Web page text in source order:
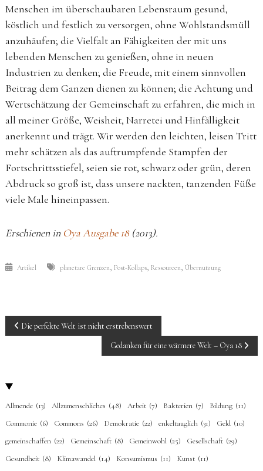
Menschen im überschaubaren Lebensraum gesund,
köstlich und festlich zu versorgen, ohne Wohlstandsmüll
anzuhäufen; die Vielfalt an Fähigkeiten der mit uns
lebenden Menschen zu genießen, ohne in neuen
Industrien zu denken; die Freude, mit einem sinnvollen
Beitrag dem Ganzen dienen zu können; die Achtung und
Wertschätzung der Gemeinschaft zu erfahren, die mich in
all meiner Größe, Weisheit, Narretei und Hinfälligkeit
anerkennt und trägt. Wir werden den leichten, leisen Tritt
mehr schätzen als das auftrumpfende Stampfen der
Fortschrittsstiefel, seien sie rot, schwarz oder grün, deren
Abdruck so groß ist, dass unsere nackten, tanzenden Füße
viele Male hineinpassen.
Erschienen in Oya Ausgabe 18(2013).
Artikel planetare Grenzen, Post-Kollaps, Ressourcen, Übernutzung
BEITRAGS-
Die perfekte Welt ist nicht erstrebenswert
Gedanken für eine wärmere Welt – Oya 18
Allmende (13) Allzumenschliches (48) Arbeit (7) Bakterien (7) Bildung (11)
Commonie (6) Commons (26) Demokratie (22) enkeltauglich (31) Geld (10)
gemeinschaffen (22) Gemeinschaft (8) Gemeinwohl (25) Gesellschaft (29)
Gesundheit (8) Klimawandel (14) Konsumismus (11) Kunst (11)